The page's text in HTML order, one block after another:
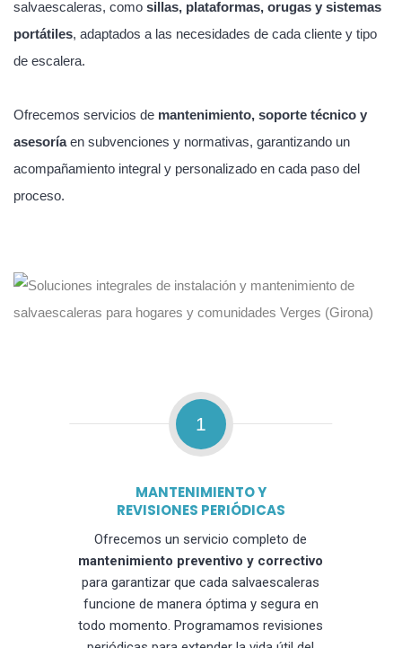
salvaescaleras, como sillas, plataformas, orugas y sistemas
portátiles, adaptados a las necesidades de cada cliente y tipo
de escalera.
Ofrecemos servicios de mantenimiento, soporte técnico y
asesoríaen subvenciones y normativas, garantizando un
acompañamiento integral y personalizado en cada paso del
proceso.
1
MANTENIMIENTO Y
REVISIONES PERIÓDICAS
Ofrecemos un servicio completo de
mantenimiento preventivo y correctivo
para garantizar que cada salvaescaleras
funcione de manera óptima y segura en
todo momento. Programamos revisiones